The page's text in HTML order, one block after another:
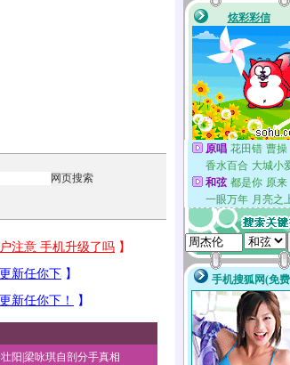
阳 梁咏琪自剖分手真相